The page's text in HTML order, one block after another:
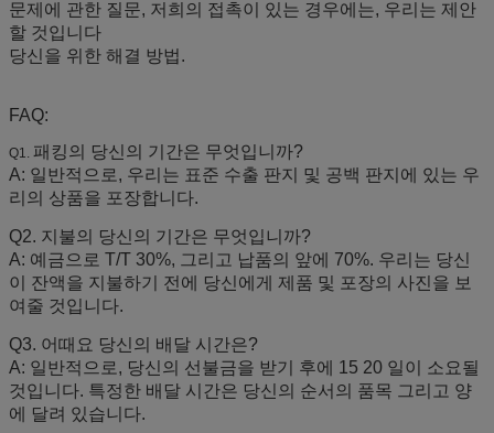
문제에 관한 질문, 저희의 접촉이 있는 경우에는, 우리는 제안
할 것입니다
당신을 위한 해결 방법.
FAQ:
Q1. 패킹의 당신의 기간은 무엇입니까?
A: 일반적으로, 우리는 표준 수출 판지 및 공백 판지에 있는 우
리의 상품을 포장합니다.
Q2. 지불의 당신의 기간은 무엇입니까?
A: 예금으로 T/T 30%, 그리고 납품의 앞에 70%. 우리는 당신
이 잔액을 지불하기 전에 당신에게 제품 및 포장의 사진을 보
여줄 것입니다.
Q3. 어때요 당신의 배달 시간은?
A: 일반적으로, 당신의 선불금을 받기 후에 15 20 일이 소요될
것입니다. 특정한 배달 시간은 당신의 순서의 품목 그리고 양
에 달려 있습니다.